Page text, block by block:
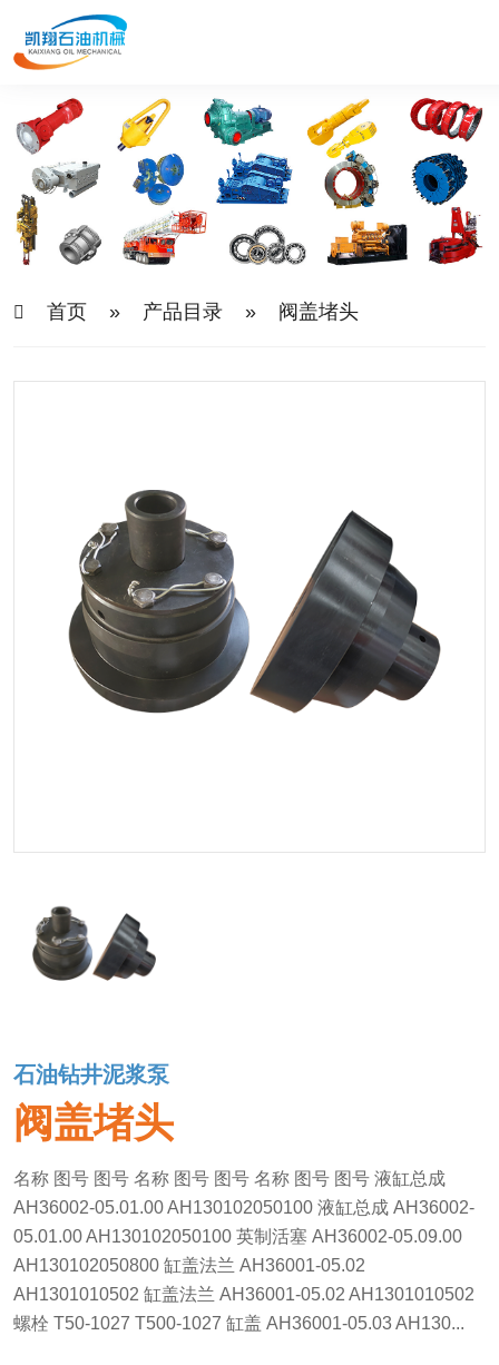
首页 » 产品目录 » 阀盖堵头
石油钻井泥浆泵
阀盖堵头
名称 图号 图号 名称 图号 图号 名称 图号 图号 液缸总成
AH36002-05.01.00 AH130102050100 液缸总成 AH36002-
05.01.00 AH130102050100 英制活塞 AH36002-05.09.00
AH130102050800 缸盖法兰 AH36001-05.02
AH1301010502 缸盖法兰 AH36001-05.02 AH1301010502
螺栓 T50-1027 T500-1027 缸盖 AH36001-05.03 AH130...